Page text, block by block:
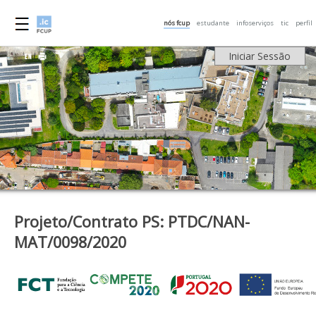
nós fcup estudante infoserviços tic perfil
Iniciar Sessão
Projeto/Contrato PS: PTDC/NAN-
MAT/0098/2020